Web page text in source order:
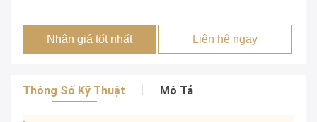
Nhận giá tốt nhất Liên hệ ngay
Thông Số Kỹ Thuật Mô Tả